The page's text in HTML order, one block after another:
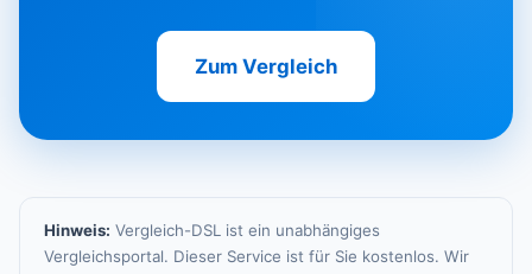
Zum Vergleich
Hinweis: Vergleich-DSL ist ein unabhängiges
Vergleichsportal. Dieser Service ist für Sie kostenlos. Wir